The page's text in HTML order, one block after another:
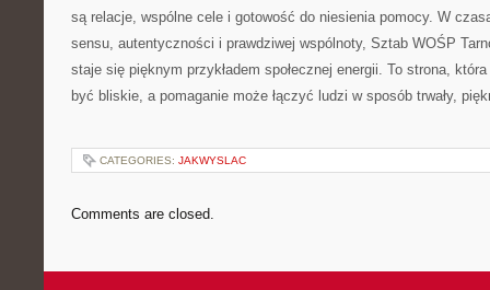
są relacje, wspólne cele i gotowość do niesienia pomocy. W
sensu, autentyczności i prawdziwej wspólnoty, Sztab WOŚP
staje się pięknym przykładem społecznej energii. To strona,
być bliskie, a pomaganie może łączyć ludzi w sposób trwały,
CATEGORIES: JAKWYSLAC
Comments are closed.